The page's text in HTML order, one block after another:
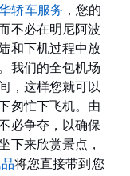
轿车服务 ，您的
不必在明尼阿波
和下机过程中放
我们的全包机场
，这样您就可以
匆忙下飞机。由
必争夺，以确保
下来欣赏景点，
将您直接带到您